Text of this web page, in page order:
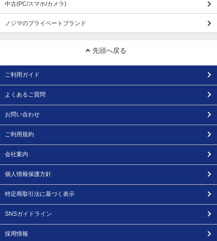
中古(PC/スマホ/カメラ)
ノジマのプライベートブランド
先頭へ戻る
ご利用ガイド
よくあるご質問
お問い合わせ
ご利用規約
会社案内
個人情報保護方針
特定商取引法に基づく表示
SNSガイドライン
採用情報